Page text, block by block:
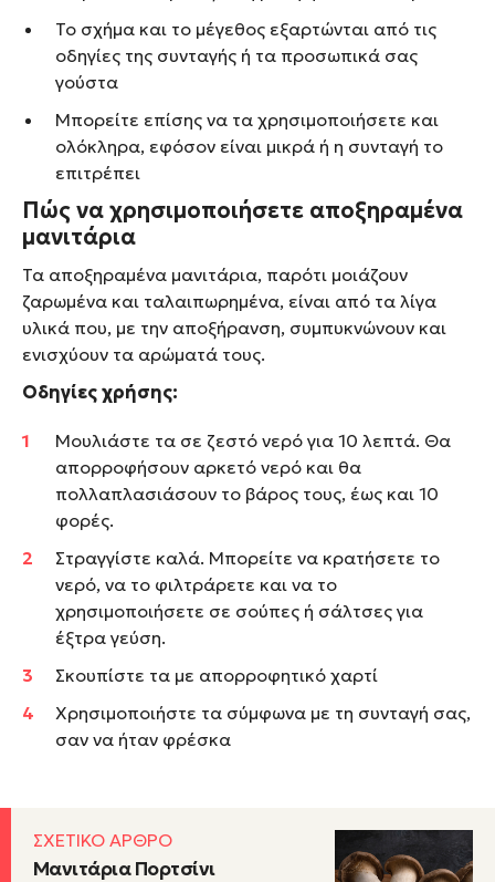
Το σχήμα και το μέγεθος εξαρτώνται από τις
οδηγίες της συνταγής ή τα προσωπικά σας
γούστα
Μπορείτε επίσης να τα χρησιμοποιήσετε και
ολόκληρα, εφόσον είναι μικρά ή η συνταγή το
επιτρέπει
Πώς να χρησιμοποιήσετε αποξηραμένα
μανιτάρια
Τα αποξηραμένα μανιτάρια, παρότι μοιάζουν
ζαρωμένα και ταλαιπωρημένα, είναι από τα λίγα
υλικά που, με την αποξήρανση, συμπυκνώνουν και
ενισχύουν τα αρώματά τους.
Οδηγίες χρήσης:
Μουλιάστε τα σε ζεστό νερό για 10 λεπτά. Θα
απορροφήσουν αρκετό νερό και θα
πολλαπλασιάσουν το βάρος τους, έως και 10
φορές.
Στραγγίστε καλά. Μπορείτε να κρατήσετε το
νερό, να το φιλτράρετε και να το
χρησιμοποιήσετε σε σούπες ή σάλτσες για
έξτρα γεύση.
Σκουπίστε τα με απορροφητικό χαρτί
Χρησιμοποιήστε τα σύμφωνα με τη συνταγή σας,
σαν να ήταν φρέσκα
ΣΧΕΤΙΚΟ ΑΡΘΡΟ
Μανιτάρια Πορτσίνι